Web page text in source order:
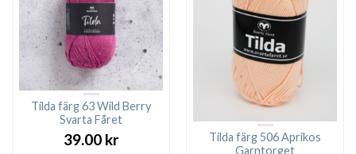
Tilda färg 63 Wild Berry
Svarta Fåret
39.00 kr
Tilda färg 506 Aprikos
Garntorget